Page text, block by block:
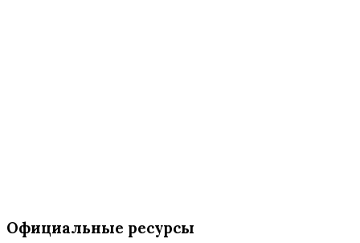
Официальные ресурсы